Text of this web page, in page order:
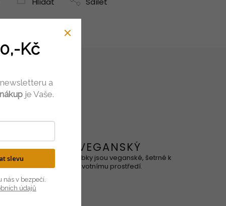
je
VEGANSKÝ
Naše výrobky jsou veganské, šetrné k
životnímu prostředí.
Kč
a
je Vaše.
slevu
nás v bezpečí.
údajů